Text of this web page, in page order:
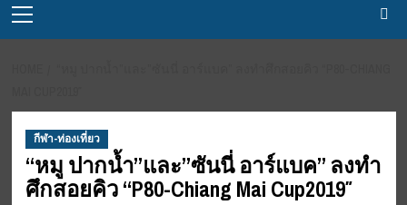
Menu
กีฬา-ท่องเที่ยว
“หมู ปากน้ำ”และ”ซันนี่ อาร์แบค” ลงทำ
ศึกสอยคิว “P80-Chiang Mai Cup2019″